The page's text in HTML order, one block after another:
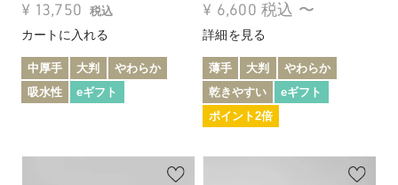
¥ 13,750 税込
カートに入れる
中厚手 大判
やわらか
吸水性
eギフト
¥ 6,600 税込 〜
詳細を見る
薄手 大判
やわらか
乾きやすい
eギフト
ポイント2倍